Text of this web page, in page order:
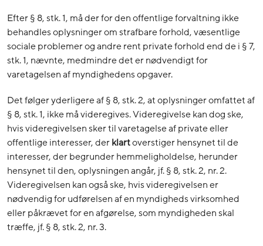
Efter § 8, stk. 1, må der for den offentlige forvaltning ikke
behandles oplysninger om strafbare forhold, væsentlige
sociale problemer og andre rent private forhold end de i § 7,
stk. 1, nævnte, medmindre det er nødvendigt for
varetagelsen af myndighedens opgaver.
Det følger yderligere af § 8, stk. 2, at oplysninger omfattet af
§ 8, stk. 1, ikke må videregives. Videregivelse kan dog ske,
hvis videregivelsen sker til varetagelse af private eller
offentlige interesser, derklartoverstiger hensynet til de
interesser, der begrunder hemmeligholdelse, herunder
hensynet til den, oplysningen angår, jf. § 8, stk. 2, nr. 2.
Videregivelsen kan også ske, hvis videregivelsen er
nødvendig for udførelsen af en myndigheds virksomhed
eller påkrævet for en afgørelse, som myndigheden skal
træffe, jf. § 8, stk. 2, nr. 3.